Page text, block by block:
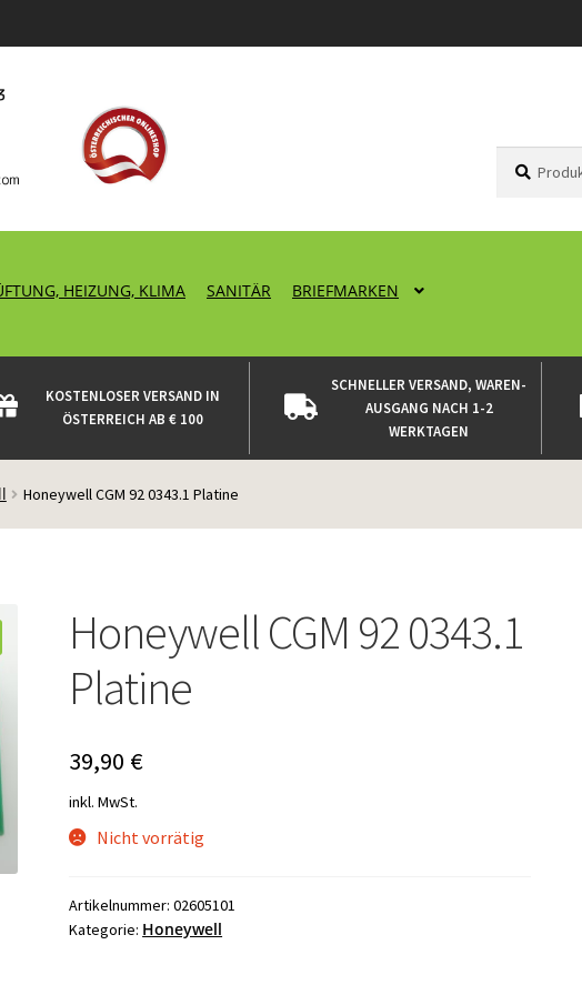
nach:
HEIZUNG, KLIMA SANITÄR BRIEFMARKEN
KOSTENLOSER VERSAND IN
ÖSTERREICH AB € 100
SCHNELLER VERSAND, WAREN-
AUSGANG NACH 1-2
WERKTAGEN
Honeywell CGM 92 0343.1 Platine
Honeywell CGM 92 0343.1
Platine
39,90 €
inkl. MwSt.
Nicht vorrätig
Artikelnummer:02605101
Kategorie: Honeywell